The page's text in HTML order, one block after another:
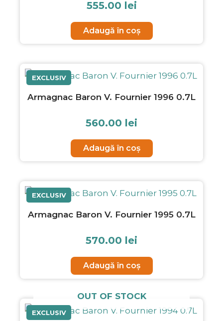
555.00 lei
Adaugă în coș
EXCLUSIV
Armagnac Baron V. Fournier 1996 0.7L
560.00 lei
Adaugă în coș
EXCLUSIV
Armagnac Baron V. Fournier 1995 0.7L
570.00 lei
Adaugă în coș
EXCLUSIV
OUT OF STOCK